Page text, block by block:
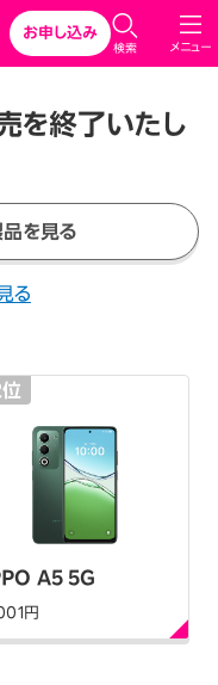
メニュー
検索
お申し込み
を終了いたし
を見る
る
位
A5 5G
円